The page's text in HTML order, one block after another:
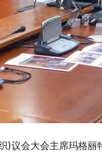
)议会大会主席玛格丽